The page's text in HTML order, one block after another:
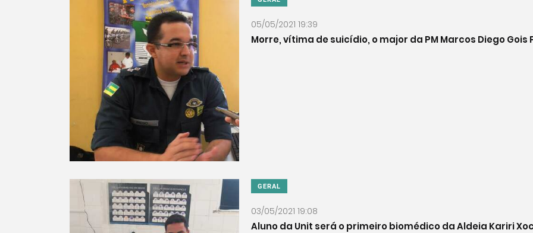
05/05/2021 19:39
Morre, vítima de suicídio, o major da PM Marcos Diego Gois
GERAL
03/05/2021 19:08
Aluno da Unit será o primeiro biomédico da Aldeia Kariri